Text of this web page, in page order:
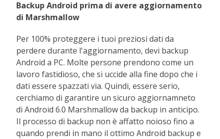
Backup Android prima di avere aggiornamento
di Marshmallow
Per 100% proteggere i tuoi preziosi dati da
perdere durante l'aggiornamento, devi backup
Android a PC. Molte persone prendono come un
lavoro fastidioso, che si uccide alla fine dopo che i
dati essere spazzati via. Quindi, essere serio,
cerchiamo di garantire un sicuro aggiornamneto
di Android 6.0 Marshmallow da backup in anticipo.
Il processo di backup non è affatto noioso fino a
quando prendi in mano il ottimo Android backup e